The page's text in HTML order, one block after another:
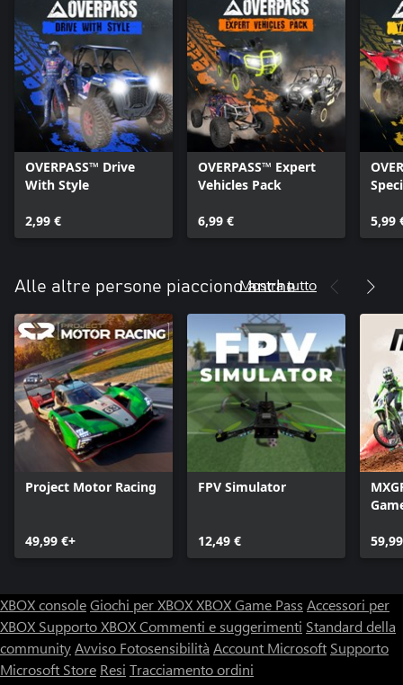
OVERPASS™ Drive
With Style
2,99 €
OVERPASS™ Expert
Vehicles Pack
6,99 € 5,99
Alle altre persone piacciono anche
Mostra tutto
Project Motor Racing
49,99 €+
FPV Simulator
12,49 €
XBOX consoleGiochi per XBOXXBOX Game Pass Accessori per
XBOX Supporto XBOXCommenti e suggerimenti Standard della
communityAvviso Fotosensibilità Account Microsoft Supporto
Microsoft Store Resi Tracciamento ordini